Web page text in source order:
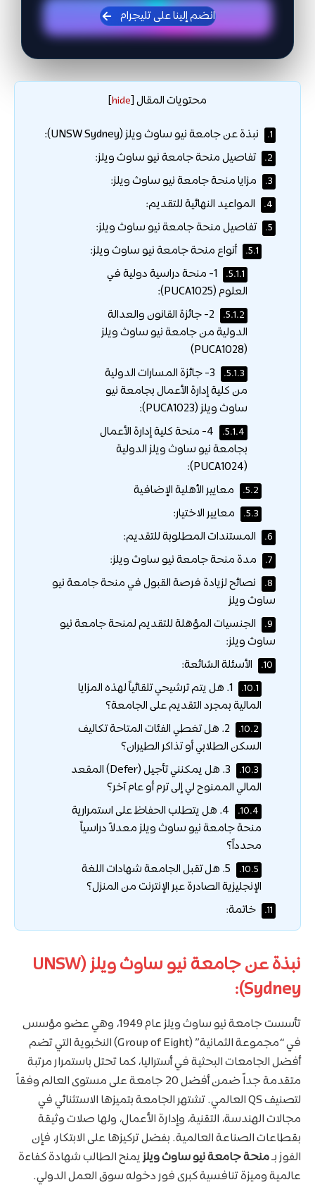
انضم إلينا على تليجرام
محتويات المقال [
hide
]
1. نبذة عن جامعة نيو ساوث ويلز (UNSW Sydney):
2. تفاصيل منحة جامعة نيو ساوث ويلز:
3. مزايا منحة جامعة نيو ساوث ويلز:
4. المواعيد النهائية للتقديم:
5. تفاصيل منحة جامعة نيو ساوث ويلز:
5.1. أنواع منحة جامعة نيو ساوث ويلز:
5.1.1.
1- منحة دراسية دولية في
العلوم (PUCA1025):
5.1.2.
2- جائزة القانون والعدالة
الدولية من جامعة نيو ساوث ويلز
(PUCA1028)
5.1.3.
3- جائزة المسارات الدولية
من كلية إدارة الأعمال بجامعة نيو
ساوث ويلز (PUCA1023):
5.1.4.
4- منحة كلية إدارة الأعمال
بجامعة نيو ساوث ويلز الدولية
(PUCA1024):
5.2. معايير الأهلية الإضافية
5.3. معايير الاختيار:
6. المستندات المطلوبة للتقديم:
7. مدة منحة جامعة نيو ساوث ويلز:
8.
نصائح لزيادة فرصة القبول في منحة جامعة نيو
ساوث ويلز
9.
الجنسيات المؤهلة للتقديم لمنحة جامعة نيو
ساوث ويلز:
10. الأسئلة الشائعة:
10.1.
1. هل يتم ترشيحي تلقائياً لهذه المزايا
المالية بمجرد التقديم على الجامعة؟
10.2.
2. هل تغطي الفئات المتاحة تكاليف
السكن الطلابي أو تذاكر الطيران؟
10.3.
3. هل يمكنني تأجيل (Defer) المقعد
المالي الممنوح لي إلى ترم أو عام آخر؟
10.4.
4. هل يتطلب الحفاظ على استمرارية
منحة جامعة نيو ساوث ويلز معدلاً دراسياً
محدداً؟
10.5.
5. هل تقبل الجامعة شهادات اللغة
الإنجليزية الصادرة عبر الإنترنت من المنزل؟
11. خاتمة:
نبذة عن جامعة نيو ساوث ويلز (UNSW
Sydney):
تأسست جامعة نيو ساوث ويلز عام 1949، وهي عضو مؤسس
في “مجموعة الثمانية” (Group of Eight) النخبوية التي تضم
أفضل الجامعات البحثية في أستراليا، كما تحتل باستمرار مرتبة
متقدمة جداً ضمن أفضل 20 جامعة على مستوى العالم وفقاً
لتصنيف QS العالمي. تشتهر الجامعة بتميزها الاستثنائي في
مجالات الهندسة، التقنية، وإدارة الأعمال، ولها صلات وثيقة
بقطاعات الصناعة العالمية. بفضل تركيزها على الابتكار، فإن
الفوز بـمنحة جامعة نيو ساوث ويلزيمنح الطالب شهادة كفاءة
عالمية وميزة تنافسية كبرى فور دخوله سوق العمل الدولي.